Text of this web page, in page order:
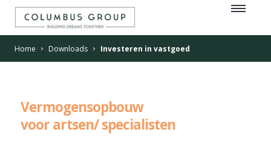
Home Downloads Investeren in vastgoed
Vermogensopbouw
voor artsen/ specialisten